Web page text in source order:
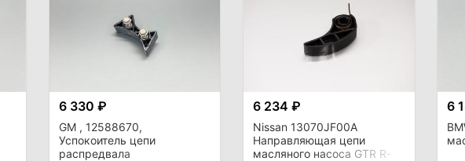
6 330 ₽
GM , 12588670,
Успокоитель цепи
распредвала
6 234 ₽
Nissan 13070JF00A
Направляющая цепи
масляного насоса GTR R-
6